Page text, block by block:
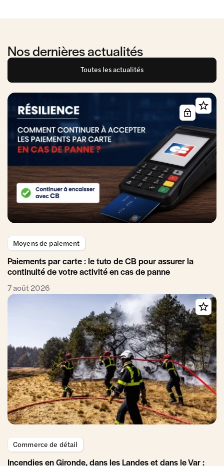
Nos dernières actualités
Toutes les actualités
Moyens de paiement
Paiements par carte : le tuto de CB pour assurer la
continuité de votre activité en cas de panne
7 août 2026
Commerce de détail
Incendies en Gironde, dans les Landes et dans le Var :